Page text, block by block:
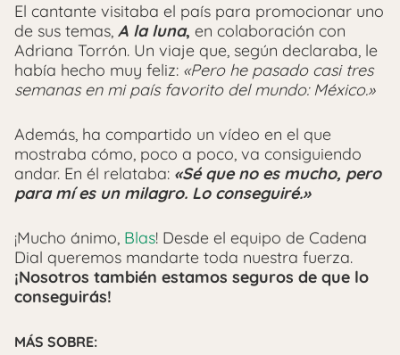
El cantante visitaba el país para promocionar uno
de sus temas, A la luna, en colaboración con
Adriana Torrón. Un viaje que, según declaraba, le
había hecho muy feliz: «Pero he pasado casi tres
semanas en mi país favorito del mundo: México.»
Además, ha compartido un vídeo en el que
mostraba cómo, poco a poco, va consiguiendo
andar. En él relataba: «Sé que no es mucho, pero
para mí es un milagro. Lo conseguiré.»
¡Mucho ánimo, Blas! Desde el equipo de Cadena
Dial queremos mandarte toda nuestra fuerza.
¡Nosotros también estamos seguros de que lo
conseguirás!
MÁS SOBRE: